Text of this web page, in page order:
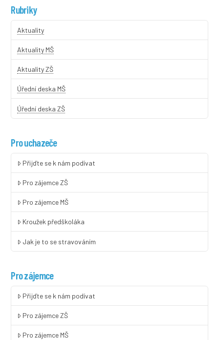
Rubriky
Aktuality
Aktuality MŠ
Aktuality ZŠ
Úřední deska MŠ
Úřední deska ZŠ
Pro uchazeče
Přijďte se k nám podívat
Pro zájemce ZŠ
Pro zájemce MŠ
Kroužek předškoláka
Jak je to se stravováním
Pro zájemce
Přijďte se k nám podívat
Pro zájemce ZŠ
Pro zájemce MŠ